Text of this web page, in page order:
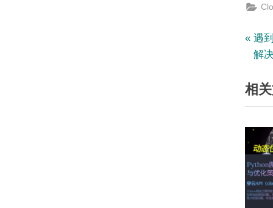
文
导
航
P
r
v
s
P
o
s
遇
解
相